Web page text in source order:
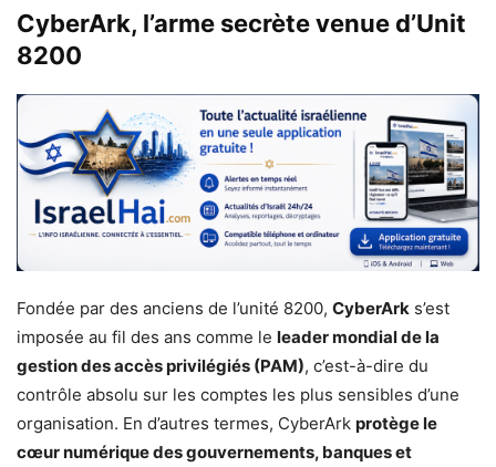
CyberArk, l’arme secrète venue d’Unit
8200
Fondée par des anciens de l’unité 8200, CyberArk s’est
imposée au fil des ans comme le leader mondial de la
gestion des accès privilégiés (PAM), c’est-à-dire du
contrôle absolu sur les comptes les plus sensibles d’une
organisation. En d’autres termes, CyberArk protège le
cœur numérique des gouvernements, banques et